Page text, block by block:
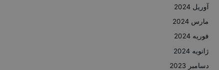
آوریل 2024
مارس 2024
فوریه 2024
ژانویه 2024
دسامبر 2023